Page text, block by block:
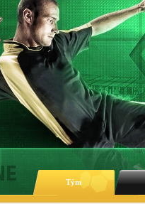
Tým